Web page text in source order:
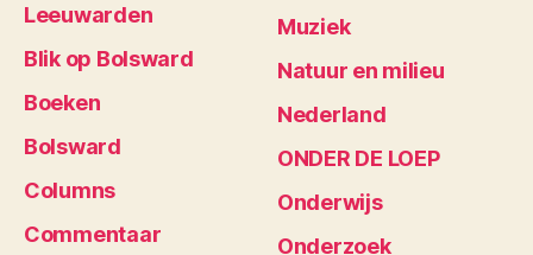
Leeuwarden
Blik op Bolsward
Boeken
Bolsward
Columns
Commentaar
Muziek
Natuur en milieu
Nederland
ONDER DE LOEP
Onderwijs
Onderzoek